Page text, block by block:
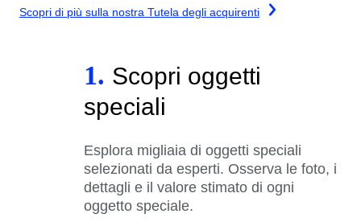
Scopri di più sulla nostra Tutela degli acquirenti
1. Scopri oggetti
speciali
Esplora migliaia di oggetti speciali
selezionati da esperti. Osserva le foto, i
dettagli e il valore stimato di ogni
oggetto speciale.